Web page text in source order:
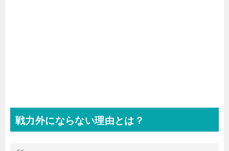
戦力外にならない理由とは？